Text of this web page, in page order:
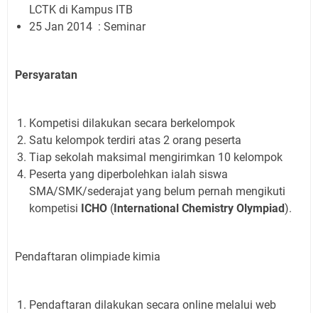
LCTK di Kampus ITB
25 Jan 2014 : Seminar
Persyaratan
Kompetisi dilakukan secara berkelompok
Satu kelompok terdiri atas 2 orang peserta
Tiap sekolah maksimal mengirimkan 10 kelompok
Peserta yang diperbolehkan ialah siswa
SMA/SMK/sederajat yang belum pernah mengikuti
kompetisi ICHO (International Chemistry Olympiad).
Pendaftaran olimpiade kimia
Pendaftaran dilakukan secara online melalui web